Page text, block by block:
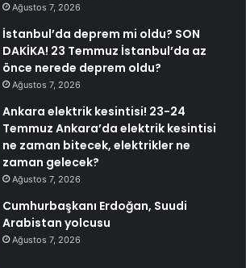
Ağustos 7, 2026
İstanbul’da deprem mi oldu? SON
DAKİKA! 23 Temmuz İstanbul’da az
önce nerede deprem oldu?
Ağustos 7, 2026
Ankara elektrik kesintisi! 23-24
Temmuz Ankara’da elektrik kesintisi
ne zaman bitecek, elektrikler ne
zaman gelecek?
Ağustos 7, 2026
Cumhurbaşkanı Erdoğan, Suudi
Arabistan yolcusu
Ağustos 7, 2026